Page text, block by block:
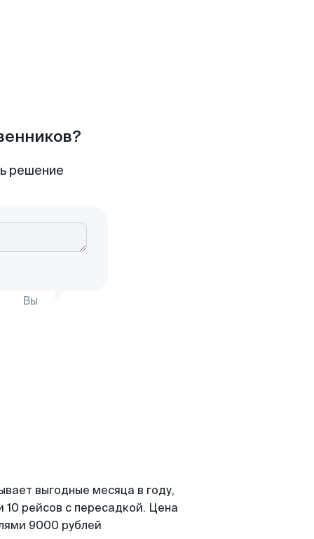
решение
Вы
выгодные месяца в году,
рейсов с пересадкой. Цена
9000 рублей